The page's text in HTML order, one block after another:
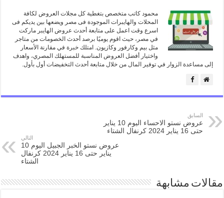
محمود كاتب متخصص بتغطية كل مجلات العروض لكافة
المحلات والهايبرات الموجودة فى مصر ويضعها بين يديكم فى
اسرع وقت اعمل على متابعة أحدث عروض الهايبر ماركت
في مصر، حيث اقوم يوميًا برصد أحدث الخصومات من متاجر
مثل بيم وكارفور وكازيون. امتلك خبرة في مقارنة الأسعار
واختيار أفضل العروض المناسبة للمستهلك المصري، واهدف
إلى مساعدة الزوار في توفير المال من خلال متابعة أحدث التخفيضات أول بأول.
السابق
عروض نستو الاحساء اليوم 10 يناير
حتى 16 يناير 2024 كرنفال الشتاء
التالي
عروض نستو الخبر الجبيل اليوم 10
يناير حتى 16 يناير 2024 كرنفال
الشتاء
مقالات مشابهة